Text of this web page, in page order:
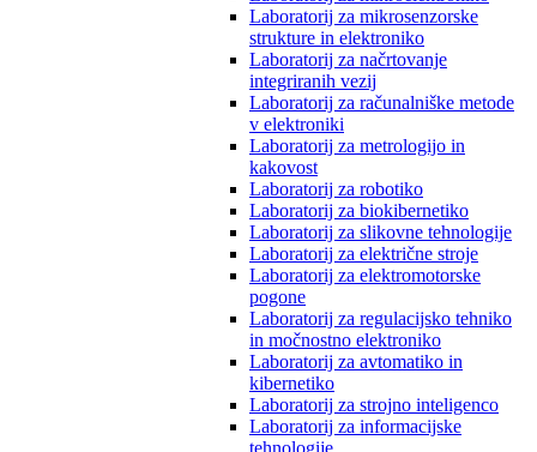
Laboratorij za mikrosenzorske
strukture in elektroniko
Laboratorij za načrtovanje
integriranih vezij
Laboratorij za računalniške metode
v elektroniki
Laboratorij za metrologijo in
kakovost
Laboratorij za robotiko
Laboratorij za biokibernetiko
Laboratorij za slikovne tehnologije
Laboratorij za električne stroje
Laboratorij za elektromotorske
pogone
Laboratorij za regulacijsko tehniko
in močnostno elektroniko
Laboratorij za avtomatiko in
kibernetiko
Laboratorij za strojno inteligenco
Laboratorij za informacijske
tehnologije